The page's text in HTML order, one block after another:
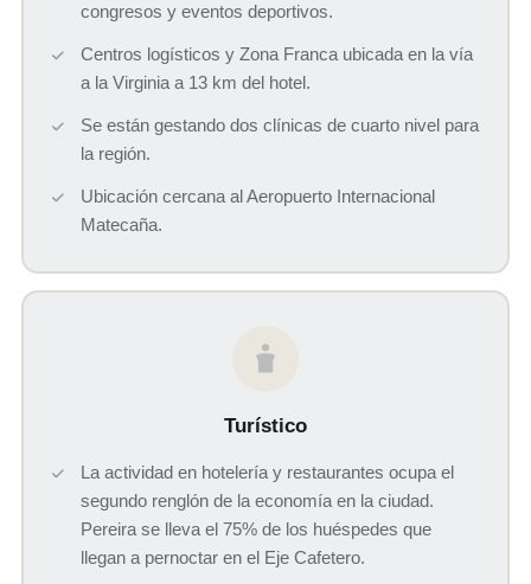
congresos y eventos deportivos.
Centros logísticos y Zona Franca ubicada en la vía
a la Virginia a 13 km del hotel.
Se están gestando dos clínicas de cuarto nivel para
la región.
Ubicación cercana al Aeropuerto Internacional
Matecaña.
Turístico
La actividad en hotelería y restaurantes ocupa el
segundo renglón de la economía en la ciudad.
Pereira se lleva el 75% de los huéspedes que
llegan a pernoctar en el Eje Cafetero.